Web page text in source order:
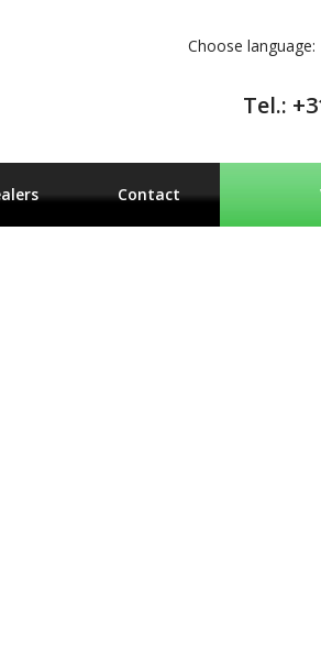
Choose language:
Tel.:
Contact